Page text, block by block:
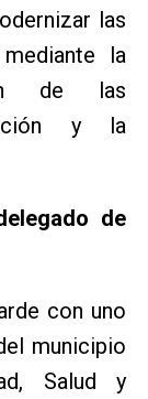
las
la
de las
y la
de
con uno
municipio
Salud y